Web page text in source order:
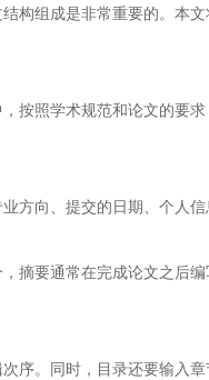
构组成是非常重要的。本
照学术规范和论文的要求
方向、提交的日期、个人信
摘要通常在完成论文之后
序。同时，目录还要输入